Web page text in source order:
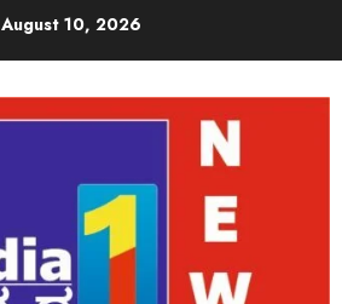
August 10, 2026